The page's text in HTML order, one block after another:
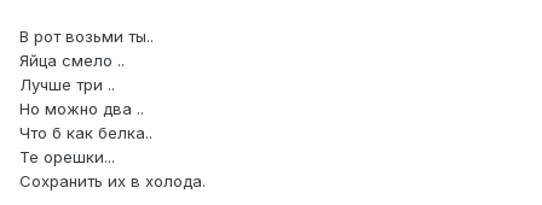
В рот возьми ты..
Яйца смело ..
Лучше три ..
Но можно два ..
Что б как белка..
Те орешки...
Сохранить их в холода.